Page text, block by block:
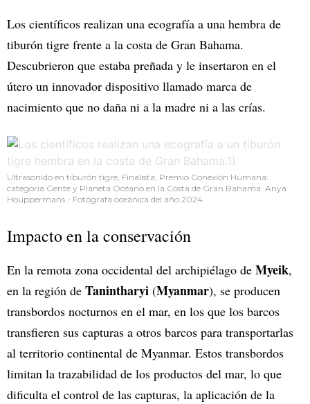
Los científicos realizan una ecografía a una hembra de
tiburón tigre frente a la costa de Gran Bahama.
Descubrieron que estaba preñada y le insertaron en el
útero un innovador dispositivo llamado marca de
nacimiento que no daña ni a la madre ni a las crías.
Ultrasonido en tiburón tigre, Finalista, Premio Conexión Humana:
categoría Gente y Planeta Océano en la Costa de Gran Bahama. Anya
Houppermans - Fotógrafa oceánica del año 2024.
Impacto en la conservación
En la remota zona occidental del archipiélago de Myeik,
en la región de Tanintharyi (Myanmar), se producen
transbordos nocturnos en el mar, en los que los barcos
transfieren sus capturas a otros barcos para transportarlas
al territorio continental de Myanmar. Estos transbordos
limitan la trazabilidad de los productos del mar, lo que
dificulta el control de las capturas, la aplicación de la